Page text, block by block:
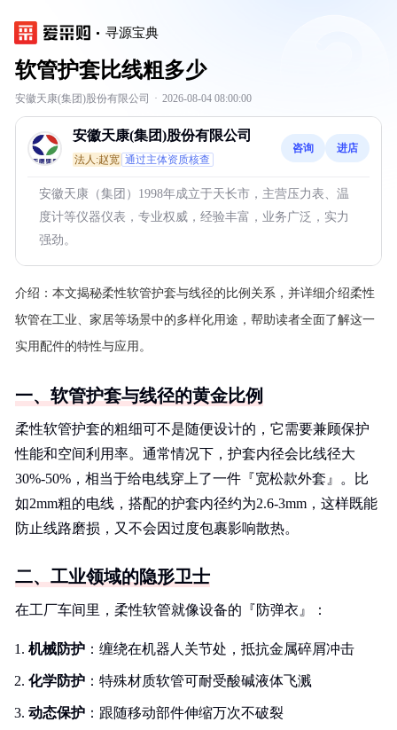
寻源宝典
软管护套比线粗多少
安徽天康(集团)股份有限公司 · 2026-08-04 08:00:00
安徽天康(集团)股份有限公司
法人:赵宽 通过主体资质核查
咨询 进店
安徽天康（集团）1998年成立于天长市，主营压力表、温
度计等仪器仪表，专业权威，经验丰富，业务广泛，实力
强劲。
介绍： 本文揭秘柔性软管护套与线径的比例关系，并详细介绍柔性
软管在工业、家居等场景中的多样化用途，帮助读者全面了解这一
实用配件的特性与应用。
一、软管护套与线径的黄金比例
柔性软管护套的粗细可不是随便设计的，它需要兼顾保护
性能和空间利用率。通常情况下，护套内径会比线径大
30%-50%，相当于给电线穿上了一件『宽松款外套』。比
如2mm粗的电线，搭配的护套内径约为2.6-3mm，这样既能
防止线路磨损，又不会因过度包裹影响散热。
二、工业领域的隐形卫士
在工厂车间里，柔性软管就像设备的『防弹衣』：
机械防护 ：缠绕在机器人关节处，抵抗金属碎屑冲击
化学防护 ：特殊材质软管可耐受酸碱液体飞溅
动态保护 ：跟随移动部件伸缩万次不破裂